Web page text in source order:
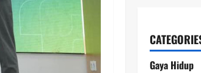
Gaya Hidup